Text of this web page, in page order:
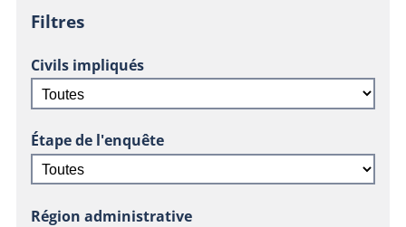
Filtres
Civils impliqués
Étape de l'enquête
Région administrative